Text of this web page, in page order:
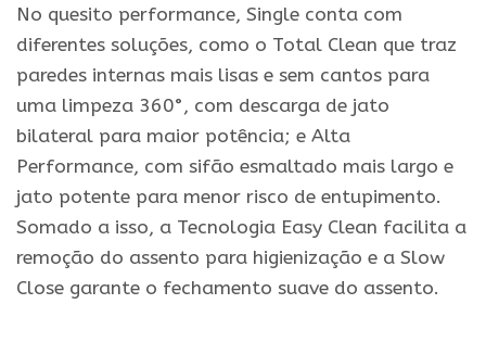
No quesito performance, Single conta com
diferentes soluções, como o Total Clean que traz
paredes internas mais lisas e sem cantos para
uma limpeza 360°, com descarga de jato
bilateral para maior potência; e Alta
Performance, com sifão esmaltado mais largo e
jato potente para menor risco de entupimento.
Somado a isso, a Tecnologia Easy Clean facilita a
remoção do assento para higienização e a Slow
Close garante o fechamento suave do assento.